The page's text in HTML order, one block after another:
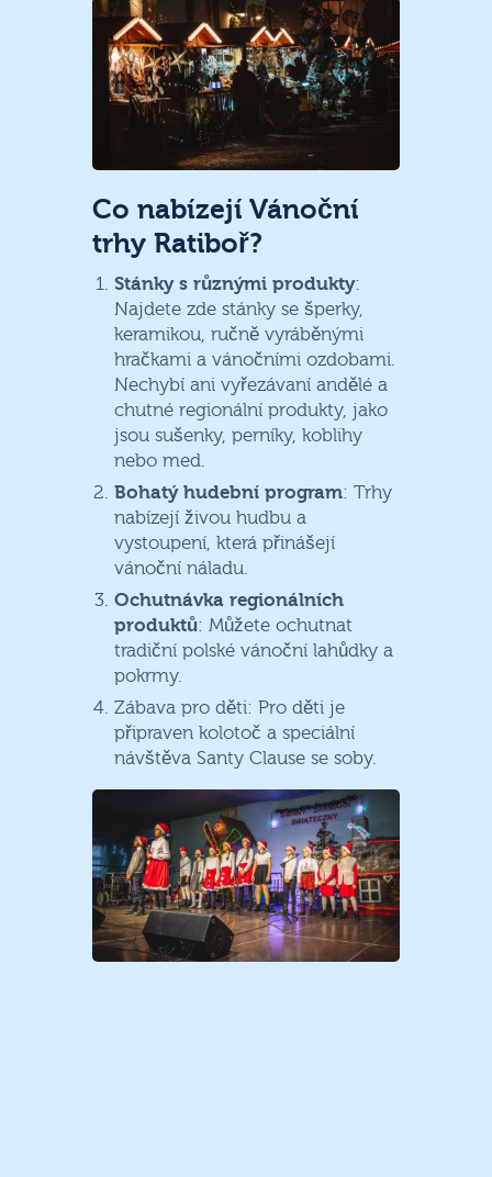
Co nabízejí Vánoční
trhy Ratiboř?
Stánky s různými produkty:
Najdete zde stánky se šperky,
keramikou, ručně vyráběnými
hračkami a vánočními ozdobami.
Nechybí ani vyřezávaní andělé a
chutné regionální produkty, jako
jsou sušenky, perníky, koblihy
nebo med.
Bohatý hudební program: Trhy
nabízejí živou hudbu a
vystoupení, která přinášejí
vánoční náladu.
Ochutnávka regionálních
produktů: Můžete ochutnat
tradiční polské vánoční lahůdky a
pokrmy.
Zábava pro děti: Pro děti je
připraven kolotoč a speciální
návštěva Santy Clause se soby.